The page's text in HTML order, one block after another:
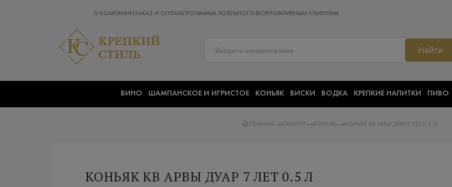
О КОМПАНИИ ЗАКАЗ И ОПЛАТАПРОГРАММА ЛОЯЛЬНОСТИ КОРПОРАТИВНЫМ КЛИЕНТАМ
Найти
ВИНО ШАМПАНСКОЕ И ИГРИСТОЕ КОНЬЯК ВИСКИ ВОДКА КРЕПКИЕ НАПИТКИ ПИВО
ГЛАВНАЯ КАТАЛОГ КОНЬЯК КОНЬЯК КВ АРВЫ ДУАР 7 ЛЕТ 0,5 Л
КОНЬЯК КВ АРВЫ ДУАР 7 ЛЕТ 0.5 Л